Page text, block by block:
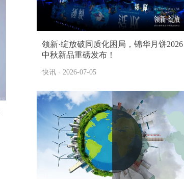
领新·绽放破同质化困局，锦华月饼2026
中秋新品重磅发布！
快讯 · 2026-07-05